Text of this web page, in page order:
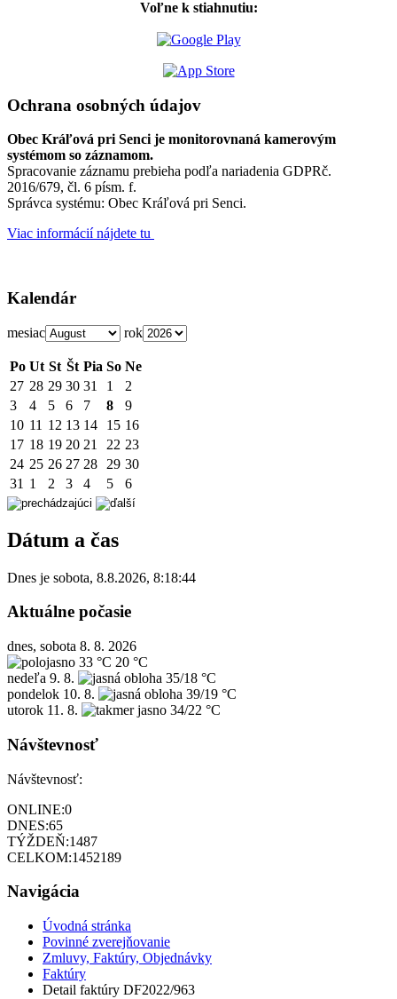
Voľne k stiahnutiu:
Ochrana osobných údajov
Obec Kráľová pri Senci je monitorovnaná kamerovým
systémom so záznamom.
Spracovanie záznamu prebieha podľa nariadenia GDPRč.
2016/679, čl. 6 písm. f.
Správca systému: Obec Kráľová pri Senci.
Viac informácií nájdete tu
Kalendár
mesiac rok
Po Ut St Št Pia So Ne
27 28 29 30 31 1
2
3
4 5 6 7 8
9
10 11 12 13 14 15 16
17 18 19 20 21 22 23
24 25 26 27 28 29 30
31 1 2 3 4 5 6
Dátum a čas
Dnes je sobota, 8.8.2026, 8:18:44
Aktuálne počasie
dnes, sobota 8. 8. 2026
33 °C 20 °C
nedeľa 9. 8.
35/18 °C
pondelok 10. 8.
39/19 °C
utorok 11. 8. 34/22 °C
Návštevnosť
Návštevnosť:
ONLINE:0
DNES:65
TÝŽDEŇ:1487
CELKOM:1452189
Navigácia
Úvodná stránka
Povinné zverejňovanie
Zmluvy, Faktúry, Objednávky
Faktúry
Detail faktúry DF2022/963